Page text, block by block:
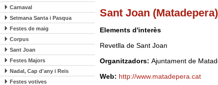
Carnaval
Setmana Santa i Pasqua
Festes de maig
Corpus
Sant Joan
Festes Majors
Nadal, Cap d'any i Reis
Festes votives
Sant Joan (Matadepera)
Elements d'interès
Revetlla de Sant Joan
Organitzadors: Ajuntament de
Web: http://www.matadepera.cat